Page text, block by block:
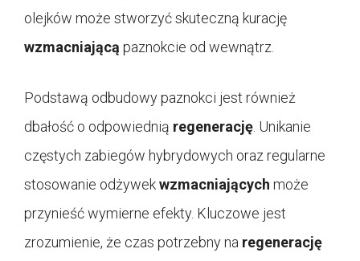
olejków może stworzyć skuteczną kurację
wzmacniającą paznokcie od wewnątrz.
Podstawą odbudowy paznokci jest również
dbałość o odpowiednią regenerację . Unikanie
częstych zabiegów hybrydowych oraz regularne
stosowanie odżywekwzmacniających może
przynieść wymierne efekty. Kluczowe jest
zrozumienie, że czas potrzebny na regenerację